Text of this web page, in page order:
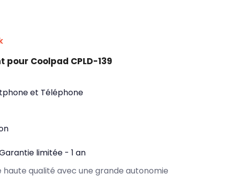
Coolpad CPLD-139
et Téléphone
limitée - 1 an
qualité avec une grande autonomie